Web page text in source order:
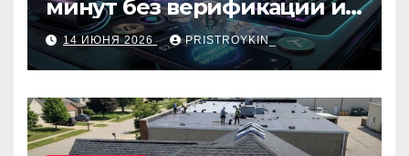
минут без верификации и
банков с пополнением в
USDT
14 ИЮНЯ 2026 PRISTROYKIN_